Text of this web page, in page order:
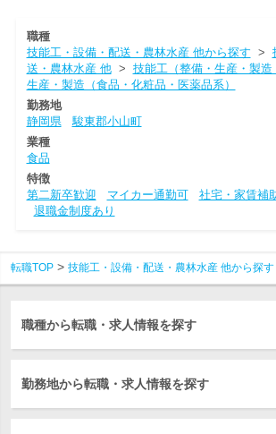
職種
技能工・設備・配送・農林水産 他から探す >
送・農林水産 他> 技能工（整備・生産・製造
生産・製造（食品・化粧品・医薬品系）
勤務地
静岡県
駿東郡小山町
業種
食品
特徴
第二新卒歓迎
マイカー通勤可 社宅・家賃補
退職金制度あり
転職TOP 技能工・設備・配送・農林水産 他から探す
職種から転職・求人情報を探す
勤務地から転職・求人情報を探す